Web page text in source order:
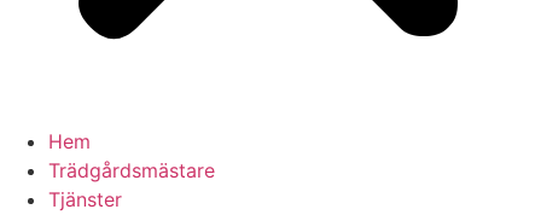
Hem
Trädgårdsmästare
Tjänster